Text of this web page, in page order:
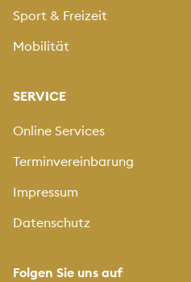
Sport & Freizeit
Mobilität
SERVICE
Online Services
Terminvereinbarung
Impressum
Datenschutz
Folgen Sie uns auf